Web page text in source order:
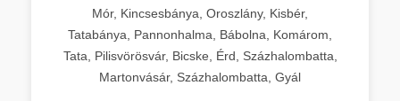
Mór, Kincsesbánya, Oroszlány, Kisbér,
Tatabánya, Pannonhalma, Bábolna, Komárom,
Tata, Pilisvörösvár, Bicske, Érd, Százhalombatta,
Martonvásár, Százhalombatta, Gyál